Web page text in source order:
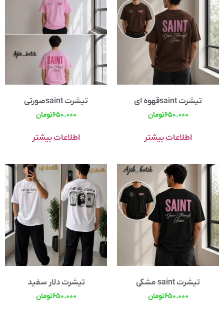
تیشرت saintقهوه ای
۶۵۰.۰۰۰تومان
اطلاعات بیشتر
تیشرت saintصورتی
۶۵۰.۰۰۰تومان
اطلاعات بیشتر
تیشرت saint مشکی
۶۵۰.۰۰۰تومان
تیشرت دلار سفید
۶۵۰.۰۰۰تومان